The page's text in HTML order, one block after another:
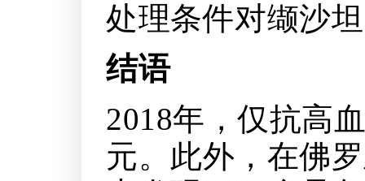
处理条件对缬沙
结语
2018年，仅抗高
元。此外，在佛